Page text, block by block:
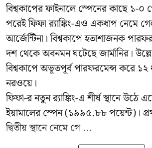
বিশ্বকাপের ফাইনালে স্পেনের কাছে ১-
পরেই ফিফা র‍্যাঙ্কিং-এও একধাপ নেমে
আর্জেন্টিনা। বিশ্বকাপে হতাশাজনক
দশ থেকে অবনমন ঘটেছে জার্মানির।
বিশ্বকাপে অভূতপূর্ব পারফরমেন্স করে
নরওয়ে।
ফিফা-র নতুন র‍্যাঙ্কিং-এ শীর্ষ স্থানে উঠে
ইয়ামালের স্পেন (১৯৯৫.৮৮ পয়েন্ট)।
দ্বিতীয় স্থানে নেমে গে ...